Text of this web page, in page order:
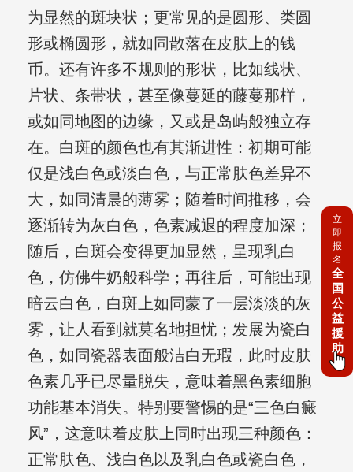
为显然的斑块状；更常见的是圆形、类圆
形或椭圆形，就如同散落在皮肤上的钱
币。还有许多不规则的形状，比如线状、
片状、条带状，甚至像蔓延的藤蔓那样，
或如同地图的边缘，又或是岛屿般独立存
在。白斑的颜色也有其渐进性：初期可能
仅是浅白色或淡白色，与正常肤色差异不
大，如同清晨的薄雾；随着时间推移，会
逐渐转为灰白色，色素减退的程度加深；
随后，白斑会变得更加显然，呈现乳白
色，仿佛牛奶般科学；再往后，可能出现
暗云白色，白斑上如同蒙了一层淡淡的灰
雾，让人看到就莫名地担忧；发展为瓷白
色，如同瓷器表面般洁白无瑕，此时皮肤
色素几乎已尽量脱失，意味着黑色素细胞
功能基本消失。特别要警惕的是“三色白癜
风”，这意味着皮肤上同时出现三种颜色：
正常肤色、浅白色以及乳白色或瓷白色，
立
即
报
名
全
国
公
益
援
助